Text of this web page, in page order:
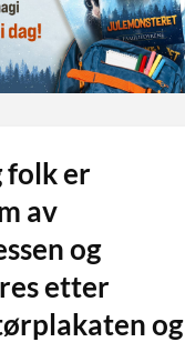
folk er
av
og
etter
og